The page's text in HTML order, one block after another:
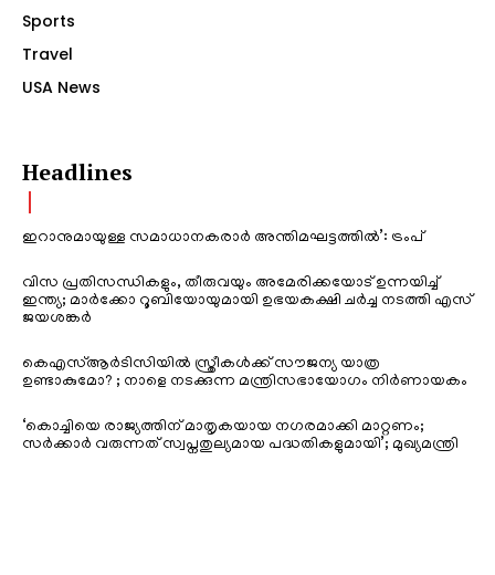
Sports
Travel
USA News
Headlines
ഇറാനുമായുള്ള സമാധാനകരാർ അന്തിമഘട്ടത്തിൽ‌’: ട്രംപ്
വിസ പ്രതിസന്ധികളും, തീരുവയും അമേരിക്കയോട് ഉന്നയിച്ച്
ഇന്ത്യ; മാർക്കോ റൂബിയോയുമായി ഉഭയകക്ഷി ചർച്ച നടത്തി എസ്
ജയശങ്കർ
കെഎസ്ആർടിസിയിൽ സ്ത്രീകൾക്ക് സൗജന്യ യാത്ര
ഉണ്ടാകുമോ? ; നാളെ നടക്കുന്ന മന്ത്രിസഭായോഗം നിർണായകം
‘കൊച്ചിയെ രാജ്യത്തിന് മാതൃകയായ നഗരമാക്കി മാറ്റണം;
സർക്കാർ വരുന്നത് സ്വപ്നതുല്യമായ പദ്ധതികളുമായി’; മുഖ്യമന്ത്രി